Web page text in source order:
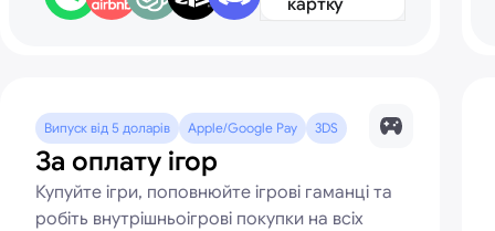
картку
Випуск від 5 доларів Apple/Google Pay 3DS
За оплату ігор
Купуйте ігри, поповнюйте ігрові гаманці та
робіть внутрішньоігрові покупки на всіх